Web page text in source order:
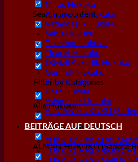
Search in content
Filter by Categories
Aile Hukuku
Alacak/İcra Hukuku
ALMAN HUKUKU (Sadece
Miras Hukuku
Alacak/İcra Hukuku
Vatandaşlık Hukuku
Şahıs Hukuku
Tazminat Hukuku
Ticaret Hukuku
Dövizli Askerlik Hukuku
Gümrük Hukuku
Kira Hukuku
Ceza Hukuku
Yabancılar Hukuku
ALMAN HUKUKU
BEITRÄGE AUF DEUTSCH
TÜRKISCHES
TÜRKISCHES ERBRECHT